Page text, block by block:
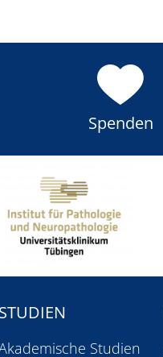
Spenden
STUDIEN
Studien